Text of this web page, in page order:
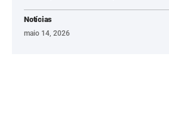
Notícias
maio 14, 2026